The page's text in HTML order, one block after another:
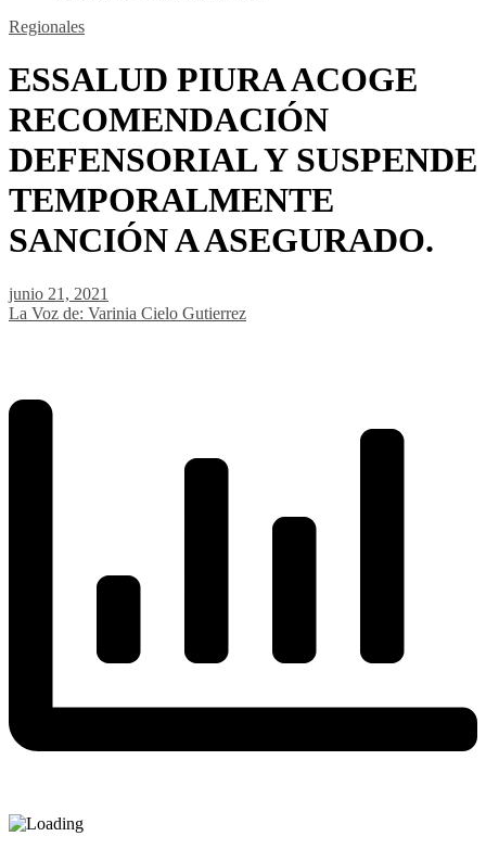
Regionales
ESSALUD PIURA ACOGE
RECOMENDACIÓN
DEFENSORIAL Y SUSPENDE
TEMPORALMENTE
SANCIÓN A ASEGURADO.
junio 21, 2021
La Voz de: Varinia Cielo Gutierrez